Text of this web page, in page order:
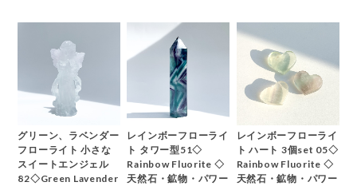
グリーン、ラベンダー
フローライト 小さな
スイートエンジェル
82◇Green Lavender
レインボーフローライ
ト タワー型51◇
Rainbow Fluorite ◇
天然石・鉱物・パワー
レインボーフローライ
ト ハート 3個set 05◇
Rainbow Fluorite ◇
天然石・鉱物・パワー